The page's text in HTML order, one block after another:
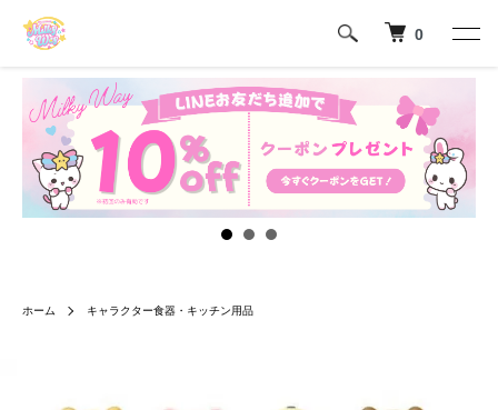
0
ホーム キャラクター食器・キッチン用品